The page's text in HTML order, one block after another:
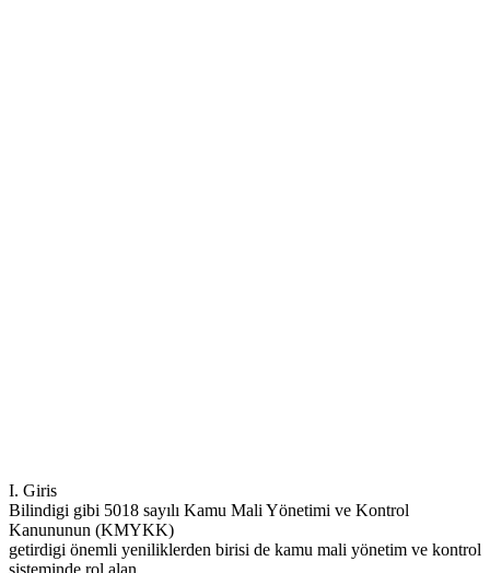
I. Giris
Bilindigi gibi 5018 sayılı Kamu Mali Yönetimi ve Kontrol
Kanununun (KMYKK)
getirdigi önemli yeniliklerden birisi de kamu mali yönetim ve kontrol
sisteminde rol alan